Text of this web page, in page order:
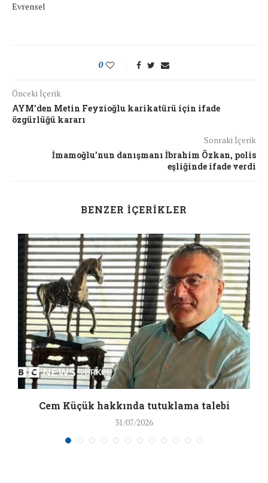
Evrensel
0
Önceki İçerik
AYM’den Metin Feyzioğlu karikatürü için ifade
özgürlüğü kararı
Sonraki İçerik
İmamoğlu’nun danışmanı İbrahim Özkan, polis
eşliğinde ifade verdi
BENZER İÇERIKLER
Cem Küçük hakkında tutuklama talebi
31/07/2026